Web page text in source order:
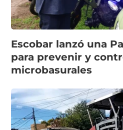
Escobar lanzó una
para prevenir y
microbasurales